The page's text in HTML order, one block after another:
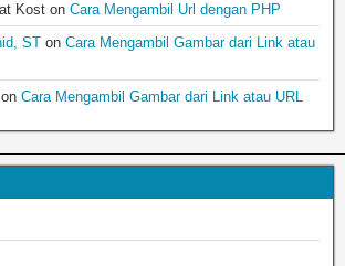
Kost on Cara Mengambil Url dengan PHP
ST on Cara Mengambil Gambar dari Link atau
on Cara Mengambil Gambar dari Link atau URL